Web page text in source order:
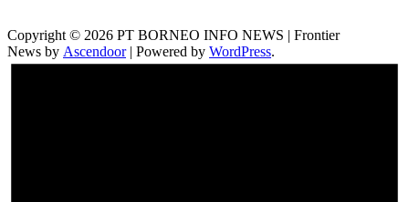
Copyright © 2026 PT BORNEO INFO NEWS | Frontier
News by Ascendoor| Powered by WordPress.